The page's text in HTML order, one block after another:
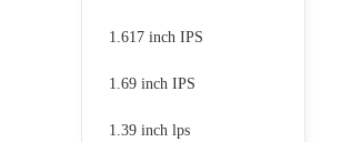
1.617 inch IPS
1.69 inch IPS
1.39 inch lps